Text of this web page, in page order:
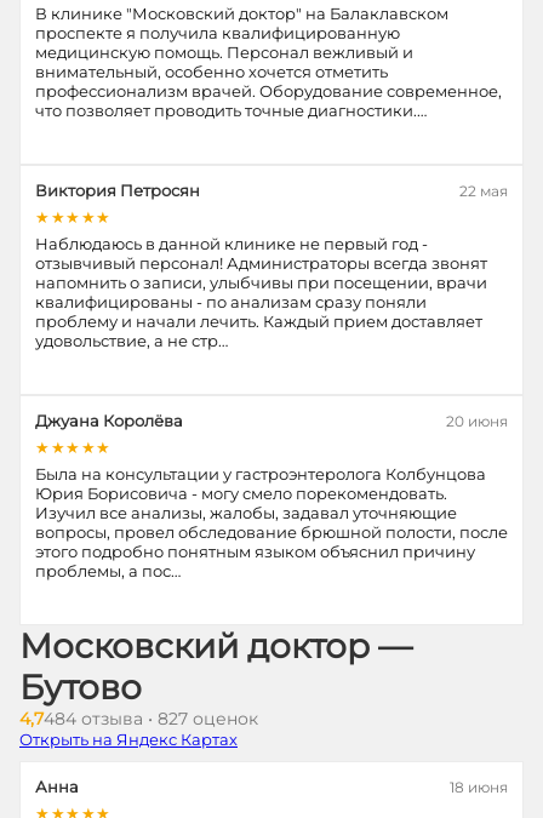
В клинике "Московский доктор" на Балаклавском
проспекте я получила квалифицированную
медицинскую помощь. Персонал вежливый и
внимательный, особенно хочется отметить
профессионализм врачей. Оборудование современное,
что позволяет проводить точные диагностики.…
Виктория Петросян 22 мая
★★★★★
Наблюдаюсь в данной клинике не первый год -
отзывчивый персонал! Администраторы всегда звонят
напомнить о записи, улыбчивы при посещении, врачи
квалифицированы - по анализам сразу поняли
проблему и начали лечить. Каждый прием доставляет
удовольствие, а не стр…
Джуана Королёва 20 июня
★★★★★
Была на консультации у гастроэнтеролога Колбунцова
Юрия Борисовича - могу смело порекомендовать.
Изучил все анализы, жалобы, задавал уточняющие
вопросы, провел обследование брюшной полости, после
этого подробно понятным языком объяснил причину
проблемы, а пос…
Московский доктор —
Бутово
4,7484 отзыва • 827 оценок
Открыть на Яндекс Картах
Анна 18 июня
★★★★★